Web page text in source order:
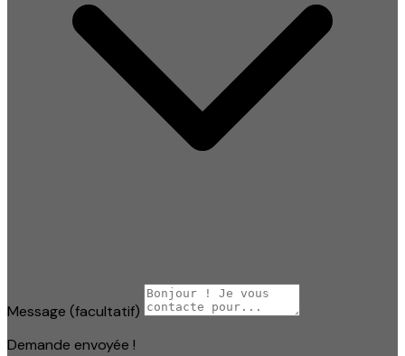
Message (facultatif)
Demande envoyée !